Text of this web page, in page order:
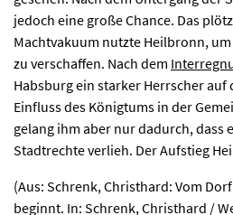
jedoch eine große Chance. Das
Machtvakuum nutzte Heilbronn,
zu verschaffen. Nach dem
Habsburg ein starker Herrscher auf
Einfluss des Königtums in der
gelang ihm aber nur dadurch, dass
Stadtrechte verlieh. Der Aufstieg
(Aus: Schrenk, Christhard: Vom
beginnt. In: Schrenk, Christhard /